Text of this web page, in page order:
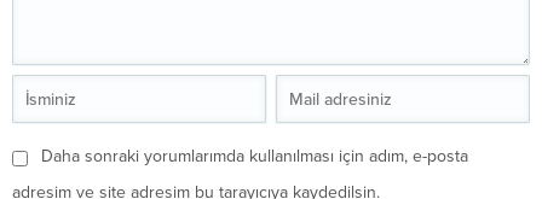
Daha sonraki yorumlarımda kullanılması için adım, e-posta
adresim ve site adresim bu tarayıcıya kaydedilsin.